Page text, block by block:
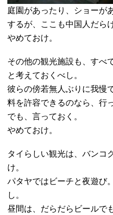
庭園があったり、ショーが
するが、ここも中国人だらけ
やめておけ。
その他の観光施設も、すべ
と考えておくべし。
彼らの傍若無人ぶりに我慢
料を許容できるのなら、行
でも、言っておく。
やめておけ。
タイらしい観光は、バンコ
け。
パタヤではビーチと夜遊び
し。
昼間は、だらだらビールで